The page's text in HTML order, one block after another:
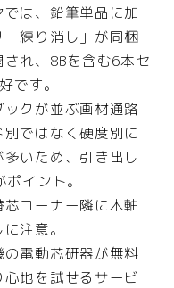
は、鉛筆単品に加
練り消し」が同梱
れ、8Bを含む6本セ
です。
クが並ぶ画材通路
ではなく硬度別に
いため、引き出し
イント。
コーナー隣に木軸
注意。
電動芯研器が無料
地を試せるサービ